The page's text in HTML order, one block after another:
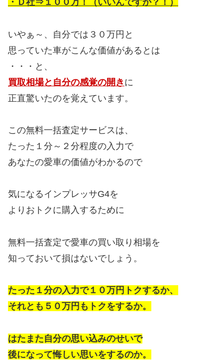
・Ｄ社⇒１００万！（いいんですか？！）
いやぁ～、自分では３０万円と
思っていた車がこんな価値があるとは
・・・と、
買取相場と自分の感覚の開き に
正直驚いたのを覚えています。
この無料一括査定サービスは、
たった１分～２分程度の入力で
あなたの愛車の価値がわかるので
気になるインプレッサG4を
よりおトクに購入するために
無料一括査定で愛車の買い取り相場を
知っておいて損はないでしょう。
たった１分の入力で１０万円トクするか、
それとも５０万円もトクをするか。
はたまた自分の思い込みのせいで
後になって悔しい思いをするのか。